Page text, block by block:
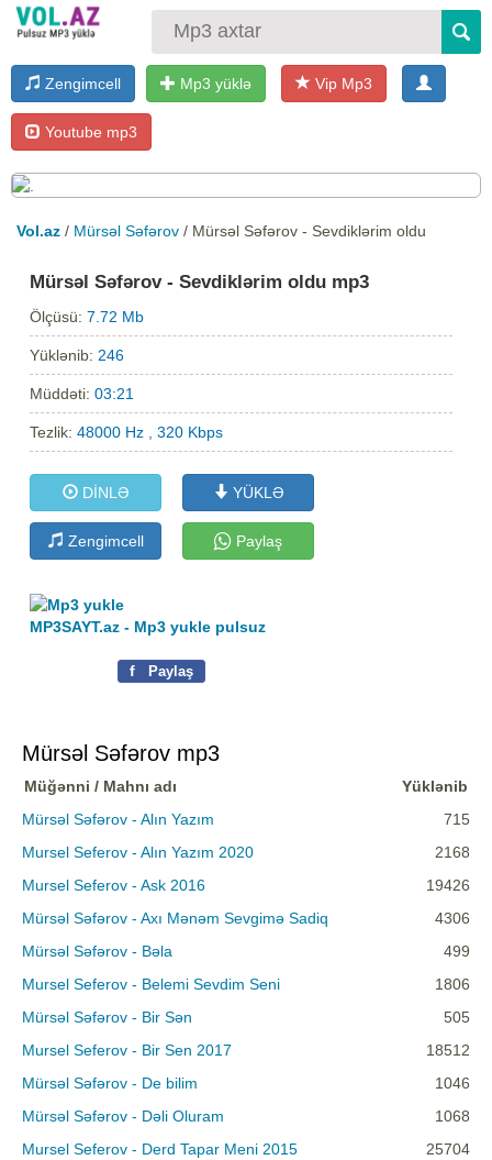
Zengimcell Mp3 yüklə Vip Mp3
Youtube mp3
Vol.az / Mürsəl Səfərov / Mürsəl Səfərov - Sevdiklərim oldu
Mürsəl Səfərov - Sevdiklərim oldu mp3
Ölçüsü:7.72 Mb
Yüklənib: 246
Müddəti:03:21
Tezlik:48000 Hz , 320 Kbps
DİNLƏ YÜKLƏ
Zengimcell Paylaş
MP3SAYT.az - Mp3 yukle pulsuz
f Paylaş
Mürsəl Səfərov mp3
Müğənni / Mahnı adı
Yüklənib
Mürsəl Səfərov - Alın Yazım
715
Mursel Seferov - Alın Yazım 2020
2168
Mursel Seferov - Ask 2016
19426
Mürsəl Səfərov - Axı Mənəm Sevgimə Sadiq
4306
Mürsəl Səfərov - Bəla
499
Mursel Seferov - Belemi Sevdim Seni
1806
Mürsəl Səfərov - Bir Sən
505
Mursel Seferov - Bir Sen 2017
18512
Mürsəl Səfərov - De bilim
1046
Mürsəl Səfərov - Dəli Oluram
1068
Mursel Seferov - Derd Tapar Meni 2015
25704